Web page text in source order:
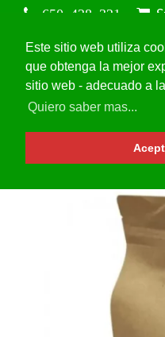
Este sitio web utiliza
que obtenga la mejor
sitio web - adecuado a
Quiero saber mas...